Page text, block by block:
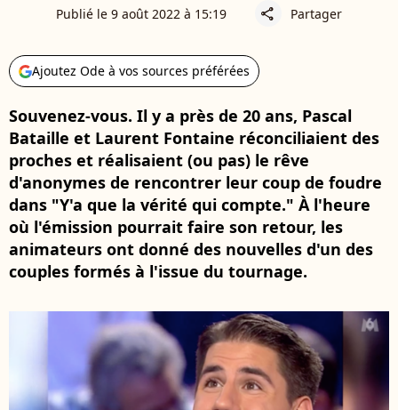
Publié le 9 août 2022 à 15:19 share Partager
Ajoutez Ode à vos sources préférées
Souvenez-vous. Il y a près de 20 ans, Pascal
Bataille et Laurent Fontaine réconciliaient des
proches et réalisaient (ou pas) le rêve
d'anonymes de rencontrer leur coup de foudre
dans "Y'a que la vérité qui compte." À l'heure
où l'émission pourrait faire son retour, les
animateurs ont donné des nouvelles d'un des
couples formés à l'issue du tournage.